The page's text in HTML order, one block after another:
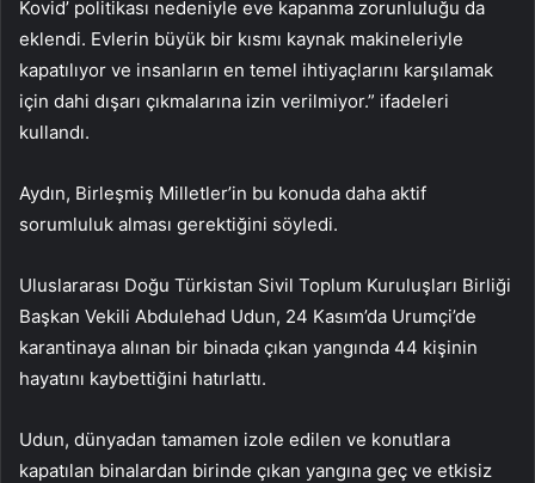
Kovid’ politikası nedeniyle eve kapanma zorunluluğu da
eklendi. Evlerin büyük bir kısmı kaynak makineleriyle
kapatılıyor ve insanların en temel ihtiyaçlarını karşılamak
için dahi dışarı çıkmalarına izin verilmiyor.” ifadeleri
kullandı.
Aydın, Birleşmiş Milletler’in bu konuda daha aktif
sorumluluk alması gerektiğini söyledi.
Uluslararası Doğu Türkistan Sivil Toplum Kuruluşları Birliği
Başkan Vekili Abdulehad Udun, 24 Kasım’da Urumçi’de
karantinaya alınan bir binada çıkan yangında 44 kişinin
hayatını kaybettiğini hatırlattı.
Udun, dünyadan tamamen izole edilen ve konutlara
kapatılan binalardan birinde çıkan yangına geç ve etkisiz